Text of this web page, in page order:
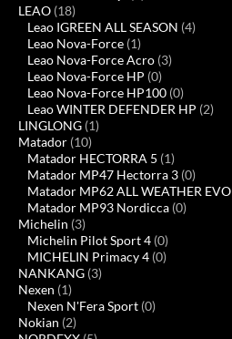
LEAO (18)
Leao IGREEN ALL SEASON (4)
Leao Nova-Force (1)
Leao Nova-Force Acro (3)
Leao Nova-Force HP (0)
Leao Nova-Force HP100 (0)
Leao WINTER DEFENDER HP (2)
LINGLONG (1)
Matador (10)
Matador HECTORRA 5 (1)
Matador MP47 Hectorra 3 (0)
Matador MP62 ALL WEATHER EVO
Matador MP93 Nordicca (0)
Michelin (3)
Michelin Pilot Sport 4 (0)
MICHELIN Primacy 4 (0)
NANKANG (3)
Nexen (1)
Nexen N'Fera Sport (0)
Nokian (2)